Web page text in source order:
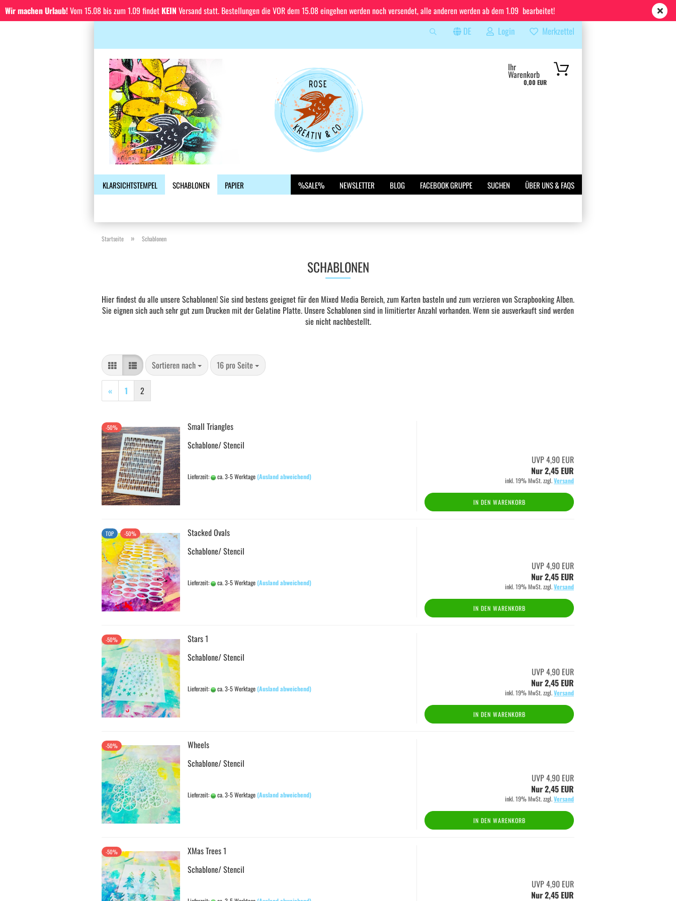
DE
Lieferland
Login
Konto erstellen
Merkzettel
Ihr
Warenkorb
0,00 EUR
Wir machen Urlaub!Vom 15.08 bis zum 1.09 findet KEIN Versand statt. Bestellungen die VOR dem 15.08 eingehen werden noch versendet, alle anderen werden ab dem 1.09 bearbeitet!
KLARSICHTSTEMPEL SCHABLONEN PAPIER %SALE% NEWSLETTER BLOG FACEBOOK GRUPPE SUCHEN ÜBER UNS & FAQS
Startseite » Schablonen
SCHABLONEN
Hier findest du alle unsere Schablonen! Sie sind bestens geeignet für den Mixed Media Bereich, zum Karten basteln und zum verzieren von Scrapbooking Alben.
Sie eignen sich auch sehr gut zum Drucken mit der Gelatine Platte. Unsere Schablonen sind in limitierter Anzahl vorhanden. Wenn sie ausverkauft sind werden
sie nicht nachbestellt.
Sortieren nach
Sortieren nach 16 pro Seite
pro Seite
« 1 2
-50%
Small Triangles
Schablone/ Stencil
Lieferzeit: ca. 3-5 Werktage(Ausland abweichend)
UVP 4,90 EUR
Nur 2,45 EUR
inkl. 19% MwSt. zzgl.Versand
IN DEN WARENKORB
TOP -50%
Stacked Ovals
Schablone/ Stencil
Lieferzeit: ca. 3-5 Werktage(Ausland abweichend)
UVP 4,90 EUR
Nur 2,45 EUR
inkl. 19% MwSt. zzgl.Versand
IN DEN WARENKORB
-50%
Stars 1
Schablone/ Stencil
Lieferzeit: ca. 3-5 Werktage(Ausland abweichend)
UVP 4,90 EUR
Nur 2,45 EUR
inkl. 19% MwSt. zzgl.Versand
IN DEN WARENKORB
-50%
Wheels
Schablone/ Stencil
Lieferzeit: ca. 3-5 Werktage(Ausland abweichend)
UVP 4,90 EUR
Nur 2,45 EUR
inkl. 19% MwSt. zzgl.Versand
IN DEN WARENKORB
-50%
XMas Trees 1
Schablone/ Stencil
UVP 4,90 EUR
Nur 2,45 EUR